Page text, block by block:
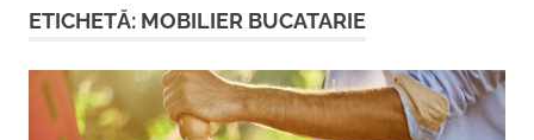
ETICHETĂ: MOBILIER BUCATARIE